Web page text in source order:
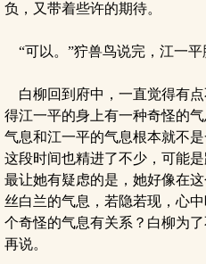
负，又带着些许的期待。
“可以。”狞兽鸟说完，江一平
白柳回到府中，一直觉得有
得江一平的身上有一种奇怪的
气息和江一平的气息根本就不
这段时间也精进了不少，可能
最让她有疑虑的是，她好像在
丝白兰的气息，若隐若现，心
个奇怪的气息有关系？白柳为
再说。